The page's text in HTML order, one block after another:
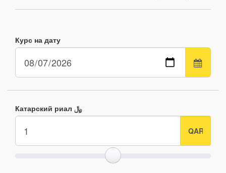
Курс на дату
Катарский риал ﷼